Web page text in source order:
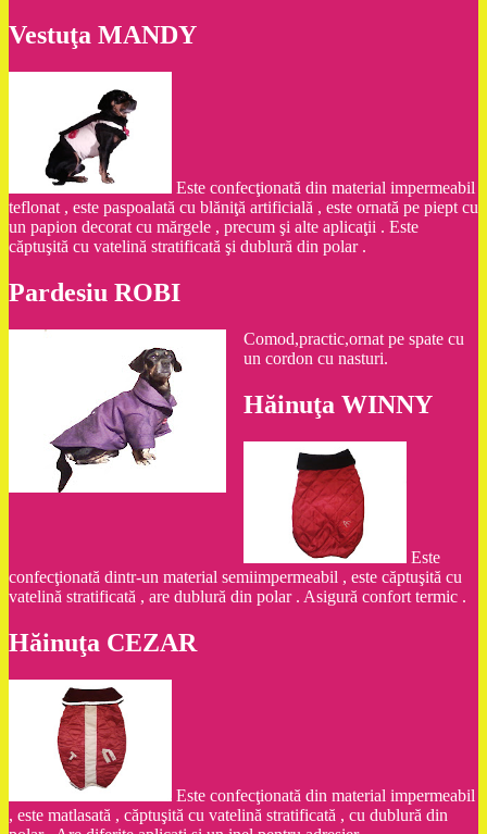
Vestuţa MANDY
Este confecţionată din material impermeabil
teflonat , este paspoalată cu blăniţă artificială , este ornată pe piept cu
un papion decorat cu mărgele , precum şi alte aplicaţii . Este
căptuşită cu vatelină stratificată şi dublură din polar .
Pardesiu ROBI
Comod,practic,ornat pe spate cu
un cordon cu nasturi.
Hăinuţa WINNY
Este
confecţionată dintr-un material semiimpermeabil , este căptuşită cu
vatelină stratificată , are dublură din polar . Asigură confort termic .
Hăinuţa CEZAR
Este confecţionată din material impermeabil
, este matlasată , căptuşită cu vatelină stratificată , cu dublură din